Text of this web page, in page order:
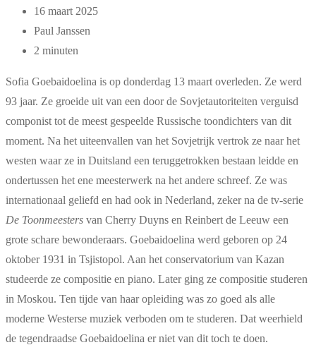
16 maart 2025
Paul Janssen
2 minuten
Sofia Goebaidoelina is op donderdag 13 maart overleden. Ze werd
93 jaar. Ze groeide uit van een door de Sovjetautoriteiten verguisd
componist tot de meest gespeelde Russische toondichters van dit
moment. Na het uiteenvallen van het Sovjetrijk vertrok ze naar het
westen waar ze in Duitsland een teruggetrokken bestaan leidde en
ondertussen het ene meesterwerk na het andere schreef. Ze was
internationaal geliefd en had ook in Nederland, zeker na de tv-serie
De Toonmeesters van Cherry Duyns en Reinbert de Leeuw een
grote schare bewonderaars. Goebaidoelina werd geboren op 24
oktober 1931 in Tsjistopol. Aan het conservatorium van Kazan
studeerde ze compositie en piano. Later ging ze compositie studeren
in Moskou. Ten tijde van haar opleiding was zo goed als alle
moderne Westerse muziek verboden om te studeren. Dat weerhield
de tegendraadse Goebaidoelina er niet van dit toch te doen.